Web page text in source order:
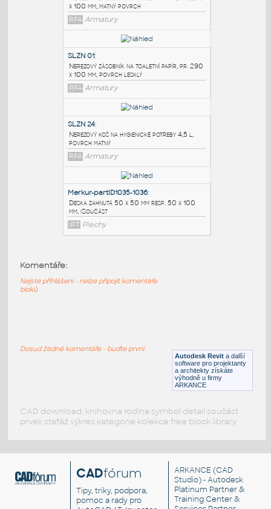
PODOBNÉ BLOKY:
SLZN 37:
Nerezový zásobník na toaletní papír, pr. 290
x 100 mm, matný povrch
RFA
SLZN 01:
Nerezový zásobník na toaletní papír, pr. 290
x 100 mm, povrch lesklý
RFA Armatury
RFA Armatury
mm, iSoučást
Autodesk Revit a další
software pro projektanty
a architekty získáte
výhodně u firmy
ARKANCE
Komentáře:
Nejste přihlášeni - nelze připojit komentáře
bloků
Dosud žádné komentáře - buďte první
CAD download: knihovna rodina symbol detail součást
prvek stafáž výkres kategorie kolekce free block library
CADfórum
Tipy, triky, podpora,
pomoc a rady pro
ARKANCE (CAD
Studio) - Autodesk
Platinum Partner &
Training Center &